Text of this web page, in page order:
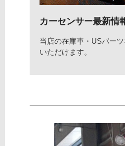
カーセンサー最新情
当店の在庫車・USパー
いただけます。